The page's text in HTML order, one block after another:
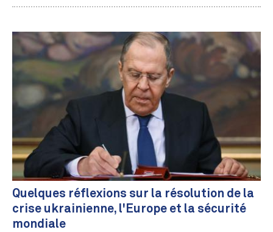
Quelques réflexions sur la résolution de la
crise ukrainienne, l'Europe et la sécurité
mondiale